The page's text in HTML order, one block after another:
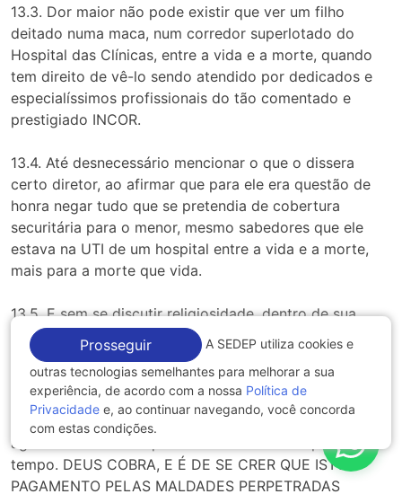
13.3. Dor maior não pode existir que ver um filho
deitado numa maca, num corredor superlotado do
Hospital das Clínicas, entre a vida e a morte, quando
tem direito de vê-lo sendo atendido por dedicados e
especialíssimos profissionais do tão comentado e
prestigiado INCOR.
13.4. Até desnecessário mencionar o que o dissera
certo diretor, ao afirmar que para ele era questão de
honra negar tudo que se pretendia de cobertura
securitária para o menor, mesmo sabedores que ele
estava na UTI de um hospital entre a vida e a morte,
mais para a morte que vida.
13.5. E sem se discutir religiosidade, dentro de sua
magnitude, apenas cita o conhecimento de que
referidos diretores, um da _____ SEGUROS e outro da
EMPRESA RÉ, posteriormente foram demitidos e não
conseguiram recolocação no mercado de trabalho,
estando ambos a padecer da falta de dinheiro e
agruras naturais de quem fica sem trabalho por muito
tempo. DEUS COBRA, E É DE SE CRER QUE ISTO É
PAGAMENTO PELAS MALDADES PERPETRADAS
Prosseguir
A SEDEP utiliza cookies e
outras tecnologias semelhantes para melhorar a sua
experiência, de acordo com a nossa Política de
Privacidade e, ao continuar navegando, você concorda
com estas condições.